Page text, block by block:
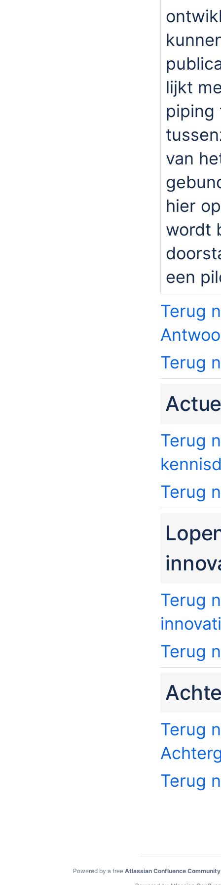
lijkt
piping
van
hier
wordt
een
Terug
Terug
Terug
Terug
Terug
Terug
Terug
Terug
Powered by a free Atlassian Confluence